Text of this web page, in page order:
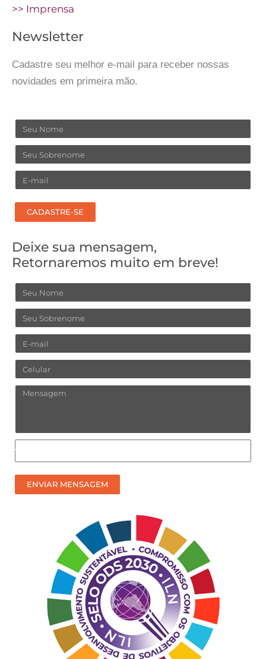
>> Imprensa
Newsletter
Cadastre seu melhor e-mail para receber nossas
novidades em primeira mão.
Nome
Sobrenome
Email
CADASTRE-SE
Deixe sua mensagem,
Retornaremos muito em breve!
Nome
Sobrenome
Email
Celular
Mensagem
Como
prefere
receber
nosso
ENVIAR MENSAGEM